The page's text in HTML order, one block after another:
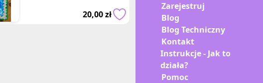
Sara Crewe jest szczęśliwa
20,00 zł
Zarejestruj
Blog
Blog Techniczny
Kontakt
Instrukcje - Jak to
działa?
Pomoc